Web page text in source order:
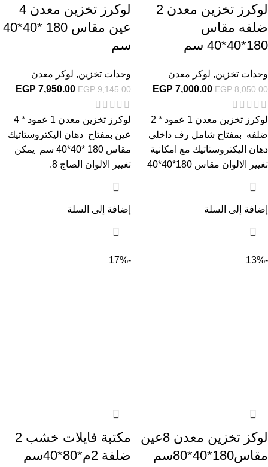
لوكرز تخزين معدن 2
ضلفه مقاس
180*40*40 سم
وحدات تخزين, لوكر معدن
EGP8,050.00
EGP 7,000.00
لوكرز تخزين معدن 1 عمود * 2
ضلفه بمفتاح شامل رف داخلى
دهان اليكتروستاتيك مع امكانية
تغيير الالوان مقاس 180*40*40
إضافة إلى السلة
لوكرز تخزين معدن 4
عين مقاس 180 *40*40
سم
وحدات تخزين, لوكر معدن
EGP9,145.00
EGP 7,950.00
لوكرز تخزين معدن 1 عمود * 4
عين بمفتاح دهان اليكتروستاتيك
مقاس 180 *40*40 سم يمكن
تغيير الالوان الصاج 8.
إضافة إلى السلة
-13%
لوكز تخزين معدن 8عين
مقاس180*40*80سم
-17%
مكتبة فايلات خشب 2
ضلفة 2م*80*40سم